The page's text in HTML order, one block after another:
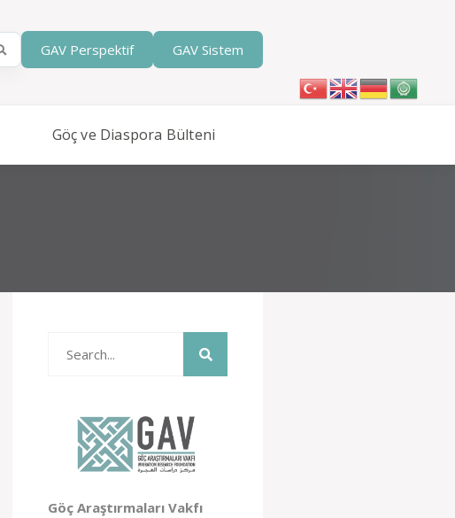
GAV Perspektif GAV Sistem
Göç ve Diaspora Bülteni
Göç Araştırmaları Vakfı